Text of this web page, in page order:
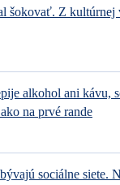
šokovať. Z kultúrnej
alkohol ani kávu,
na prvé rande
sociálne siete.